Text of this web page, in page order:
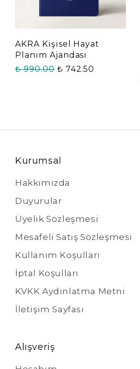
AKRA Kişisel Hayat
Planım Ajandası
₺ 990.00 ₺ 742.50
Kurumsal
Hakkımızda
Duyurular
Üyelik Sözleşmesi
Mesafeli Satış Sözleşmesi
Kullanım Koşulları
İptal Koşulları
KVKK Aydınlatma Metni
İletişim Sayfası
Alışveriş